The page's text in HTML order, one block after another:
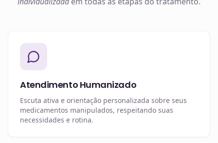
Atendimento Humanizado
Escuta ativa e orientação personalizada sobre seus
medicamentos manipulados, respeitando suas
necessidades e rotina.